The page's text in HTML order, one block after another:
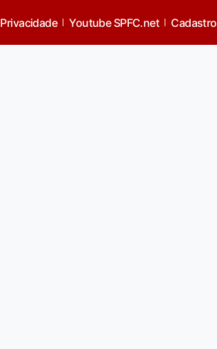
Privacidade Youtube SPFC.net Cadastro